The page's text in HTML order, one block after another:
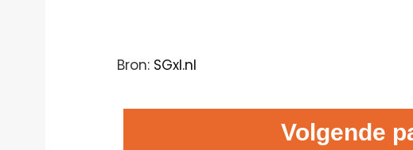
Bron: SGxl.nl
Volgende